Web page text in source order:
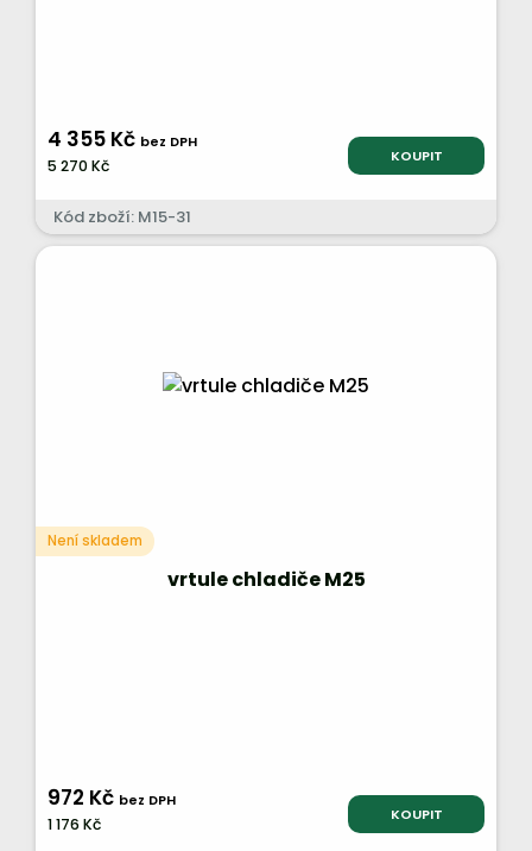
4 355 Kč bez DPH
5 270 Kč KOUPIT
Kód zboží: M15-31
Není skladem
vrtule chladiče M25
972 Kč bez DPH
1 176 Kč KOUPIT